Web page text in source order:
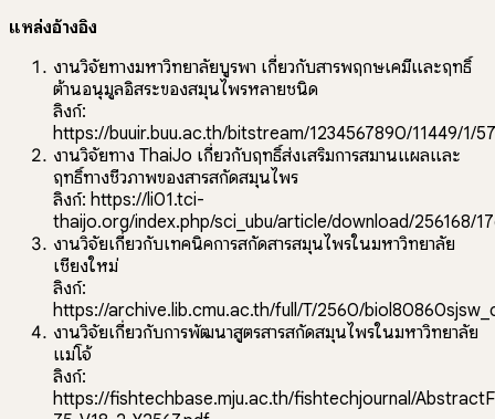
แหล่งอ้างอิง
งานวิจัยทางมหาวิทยาลัยบูรพา เกี่ยวกับสารพฤกษเคมีและฤทธิ์
ต้านอนุมูลอิสระของสมุนไพรหลายชนิด
ลิงก์:
https://buuir.buu.ac.th/bitstream/1234567890/11449/1/
งานวิจัยทาง ThaiJo เกี่ยวกับฤทธิ์ส่งเสริมการสมานแผลและ
ฤทธิ์ทางชีวภาพของสารสกัดสมุนไพร
ลิงก์: https://li01.tci-
thaijo.org/index.php/sci_ubu/article/download/256168/
งานวิจัยเกี่ยวกับเทคนิคการสกัดสารสมุนไพรในมหาวิทยาลัย
เชียงใหม่
ลิงก์:
https://archive.lib.cmu.ac.th/full/T/2560/
งานวิจัยเกี่ยวกับการพัฒนาสูตรสารสกัดสมุนไพรในมหาวิทยาลัย
แม่โจ้
ลิงก์:
https://fishtechbase.mju.ac.th/fishtechjournal/